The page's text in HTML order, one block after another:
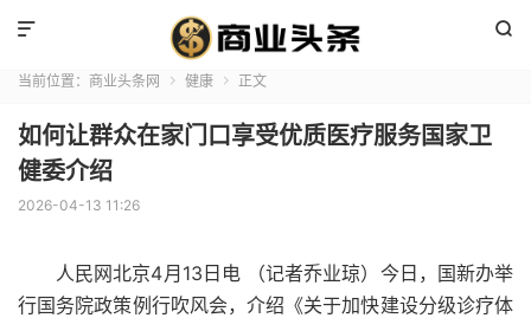


当前位置： 商业头条网  健康  正文
如何让群众在家门口享受优质医疗服务国家卫
健委介绍
2026-04-13 11:26
人民网北京4月13日电 （记者乔业琼）今日，国新办举
行国务院政策例行吹风会，介绍《关于加快建设分级诊疗体